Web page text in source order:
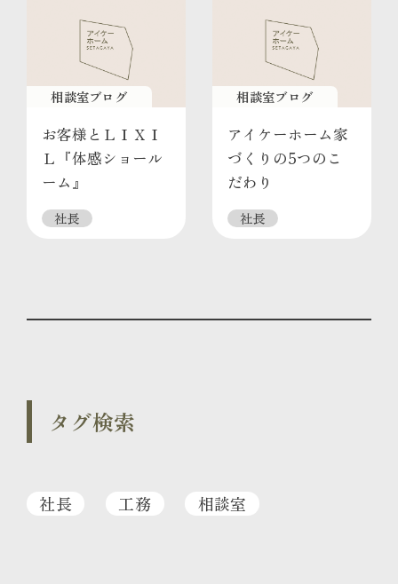
相談室ブログ
お客様とＬＩＸＩ
Ｌ『体感ショール
ーム』
社長
相談室ブログ
アイケーホーム家
づくりの5つのこ
だわり
社長
タグ検索
社長 工務 相談室